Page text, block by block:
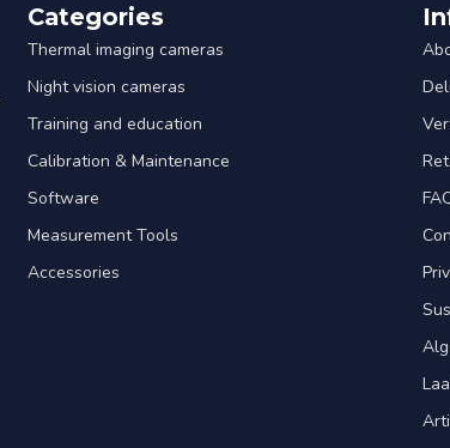
Categories
Thermal imaging cameras
Night vision cameras
Training and education
Calibration & Maintenance
Software
Measurement Tools
Accessories